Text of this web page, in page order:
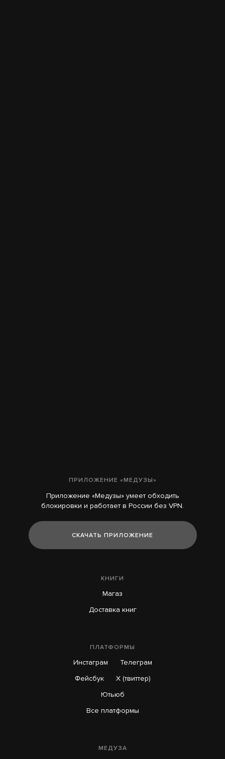
ПРИЛОЖЕНИЕ «МЕДУЗЫ»
Приложение «Медузы» умеет обходить
блокировки и работает в России без VPN.
СКАЧАТЬ ПРИЛОЖЕНИЕ
КНИГИ
Магаз
Доставка книг
ПЛАТФОРМЫ
Инстаграм
Телеграм
Фейсбук
X (твиттер)
Ютьюб
Все платформы
МЕДУЗА